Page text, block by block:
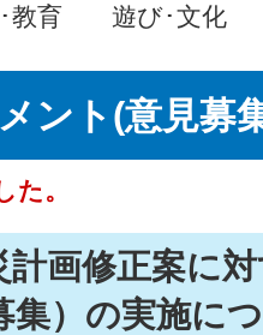
教育 遊び･文化
ント(意見募
た。
計画修正案に
集）の実施に